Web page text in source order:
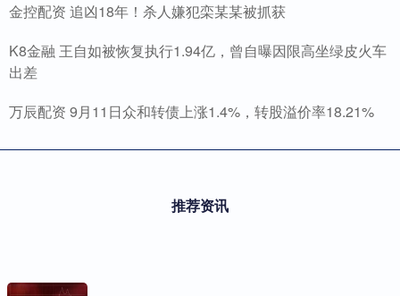
金控配资 追凶18年！杀人嫌犯栾某某被抓获
K8金融 王自如被恢复执行1.94亿，曾自曝因限高坐绿皮火车
出差
万辰配资 9月11日众和转债上涨1.4%，转股溢价率18.21%
推荐资讯